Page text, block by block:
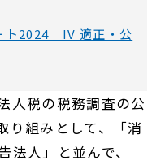
ト2024 IV 適正・公
人税の税務調査の公
り組みとして、「消
法人」と並んで、